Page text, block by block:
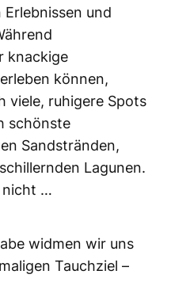
und
knackige
können,
viele, ruhigere Spots
schönste
Sandstränden,
Lagunen.
nicht …
widmen wir uns
Tauchziel –